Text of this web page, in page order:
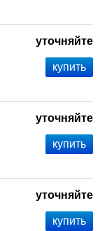
уточняйте
уточняйте
уточняйте